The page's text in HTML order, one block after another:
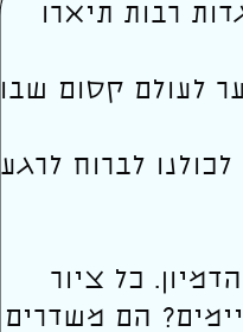
רבות תיארו
לעולם קסום שבו
לברוח לרגע
כל ציור
הם משדרים